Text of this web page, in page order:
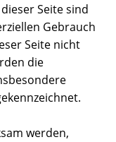
Seite sind
Gebrauch
Seite nicht
die
werden,